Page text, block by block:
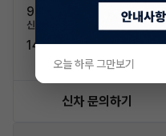
998cc
신차가격
14,200,000원
신차 문의하기
오늘 하루 그만보기